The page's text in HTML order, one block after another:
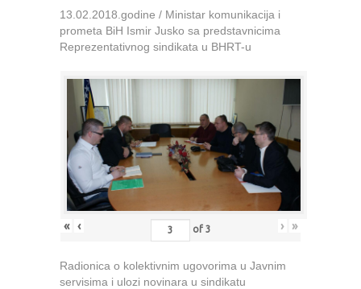
13.02.2018.godine / Ministar komunikacija i
prometa BiH Ismir Jusko sa predstavnicima
Reprezentativnog sindikata u BHRT-u
« ‹ of 3 › »
Radionica o kolektivnim ugovorima u Javnim
servisima i ulozi novinara u sindikatu